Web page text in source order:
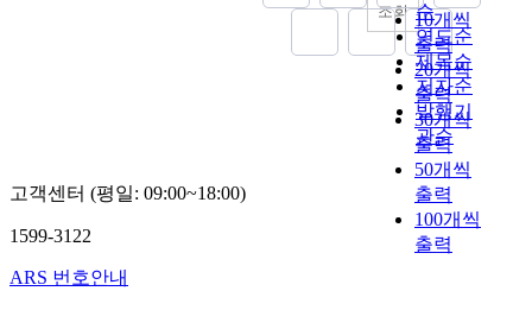
순
연도순
제목순
저자순
발행기
관순
10개씩
출력
20개씩
출력
30개씩
출력
50개씩
출력
100개씩
출력
조회
고객센터 (평일: 09:00~18:00)
1599-3122
ARS 번호안내